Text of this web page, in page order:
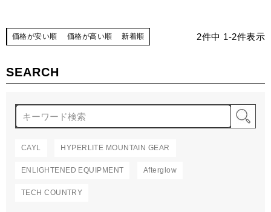
SEARCH
CAYL HYPERLITE MOUNTAIN GEAR
ENLIGHTENED EQUIPMENT Afterglow
TECH COUNTRY
価格が安い順 価格が高い順 新着順 2件中 1-2件表示